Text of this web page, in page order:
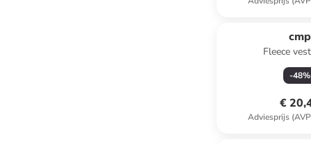
cmp
Fleece
-48%
€
Adviesprijs